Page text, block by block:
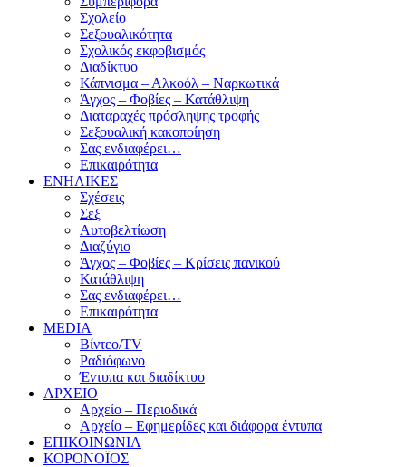
Σχολείο
Σεξουαλικότητα
Σχολικός εκφοβισμός
Διαδίκτυο
Κάπνισμα – Αλκοόλ – Ναρκωτικά
Άγχος – Φοβίες – Κατάθλιψη
Διαταραχές πρόσληψης τροφής
Σεξουαλική κακοποίηση
Σας ενδιαφέρει…
Επικαιρότητα
ΕΝΗΛΙΚΕΣ
Σχέσεις
Σεξ
Αυτοβελτίωση
Διαζύγιο
Άγχος – Φοβίες – Κρίσεις πανικού
Κατάθλιψη
Σας ενδιαφέρει…
Επικαιρότητα
MEDIA
Βίντεο/TV
Ραδιόφωνο
Έντυπα και διαδίκτυο
ΑΡΧΕΙΟ
Αρχείο – Περιοδικά
Αρχείο – Εφημερίδες και διάφορα έντυπα
ΕΠΙΚΟΙΝΩΝΙΑ
ΚΟΡΟΝΟΪΟΣ